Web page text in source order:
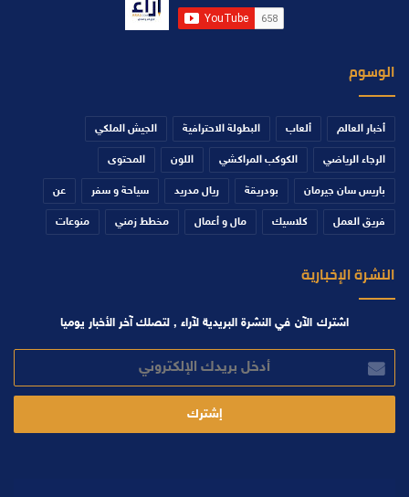
الوسوم
أخبار العالم ألعاب البطولة الاحترافية الجيش الملكي
الرجاء الرياضي الكوكب المراكشي اللون المحتوى
باريس سان جيرمان بودريقة ريال مدريد سياحة و سفر عن
فريق العمل كلاسيك مال و أعمال مخطط زمني منوعات
النشرة الإخبارية
اشترك الآن في النشرة البريدية لآراء , لتصلك آخر الأخبار يوميا
بريدك
الإلكتروني